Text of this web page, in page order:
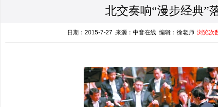
北交奏响“漫步经典”
日期：2015-7-27 来源：中音在线 编辑：徐老师浏览次